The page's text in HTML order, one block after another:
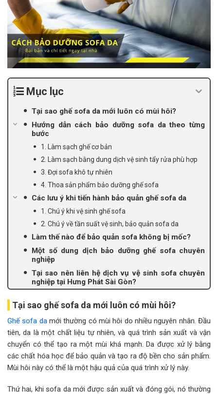
Mục lục
Tại sao ghế sofa da mới luôn có mùi hôi?
Hướng dẫn cách bảo dưỡng sofa da theo từng
bước
1. Làm sạch ghế cơ bản
2. Làm sạch bằng dung dịch vệ sinh tẩy rửa phù hợp
3. Đợi sofa khô tự nhiên
4. Thoa sản phẩm bảo dưỡng ghế sofa
Các lưu ý khi tiến hành bảo quản ghế sofa da
1. Chú ý khi vệ sinh ghế sofa
2. Chú ý về tần suất vệ sinh, bảo quản sofa da
Làm thế nào để bảo quản sofa không bị mốc?
Một số dung dịch bảo dưỡng ghế sofa chuyên
nghiệp
Tại sao nên liên hệ dịch vụ vệ sinh sofa chuyên
nghiệp tại Hưng Phát Sài Gòn?
Tại sao ghế sofa da mới luôn có mùi hôi?
Ghế sofa damới thường có mùi hôi do nhiều nguyên nhân. Đầu
tiên, da là một chất liệu tự nhiên, và quá trình sản xuất và vận
chuyển có thể tạo ra một mùi khá mạnh. Da được xử lý bằng
các chất hóa học để bảo quản và tạo ra độ bền cho sản phẩm.
Mùi hôi này có thể là một hậu quả của quá trình xử lý này.
Thứ hai, khi sofa da mới được sản xuất và đóng gói, nó thường